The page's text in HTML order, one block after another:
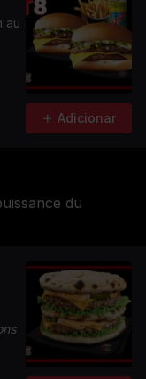
au
Adicionar
du